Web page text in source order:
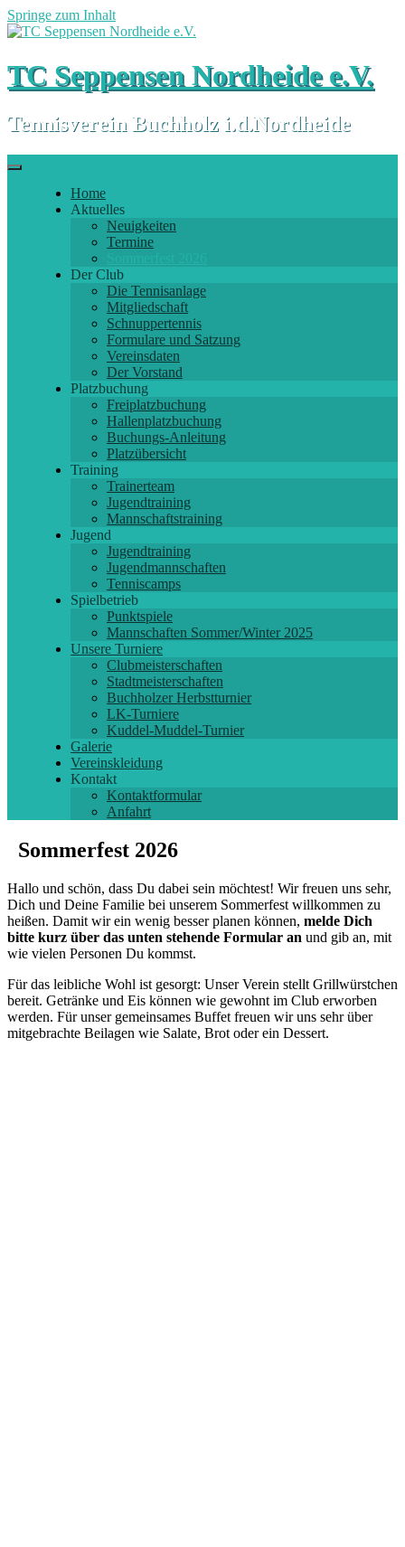
Springe zum Inhalt
TC Seppensen Nordheide e.V.
Tennisverein Buchholz i.d.Nordheide
Home
Aktuelles
Neuigkeiten
Termine
Der Club
Die Tennisanlage
Mitgliedschaft
Schnuppertennis
Formulare und Satzung
Vereinsdaten
Der Vorstand
Platzbuchung
Freiplatzbuchung
Hallenplatzbuchung
Buchungs-Anleitung
Platzübersicht
Training
Trainerteam
Jugendtraining
Mannschaftstraining
Jugend
Jugendtraining
Jugendmannschaften
Tenniscamps
Spielbetrieb
Punktspiele
Mannschaften Sommer/Winter 2025
Unsere Turniere
Clubmeisterschaften
Stadtmeisterschaften
Buchholzer Herbstturnier
LK-Turniere
Kuddel-Muddel-Turnier
Galerie
Vereinskleidung
Kontakt
Kontaktformular
Anfahrt
Sommerfest 2026
Hallo und schön, dass Du dabei sein möchtest! Wir freuen uns sehr,
Dich und Deine Familie bei unserem Sommerfest willkommen zu
heißen. Damit wir ein wenig besser planen können, melde Dich
bitte kurz über das unten stehende Formular an und gib an, mit
wie vielen Personen Du kommst.
Für das leibliche Wohl ist gesorgt: Unser Verein stellt Grillwürstchen
bereit. Getränke und Eis können wie gewohnt im Club erworben
werden. Für unser gemeinsames Buffet freuen wir uns sehr über
mitgebrachte Beilagen wie Salate, Brot oder ein Dessert.